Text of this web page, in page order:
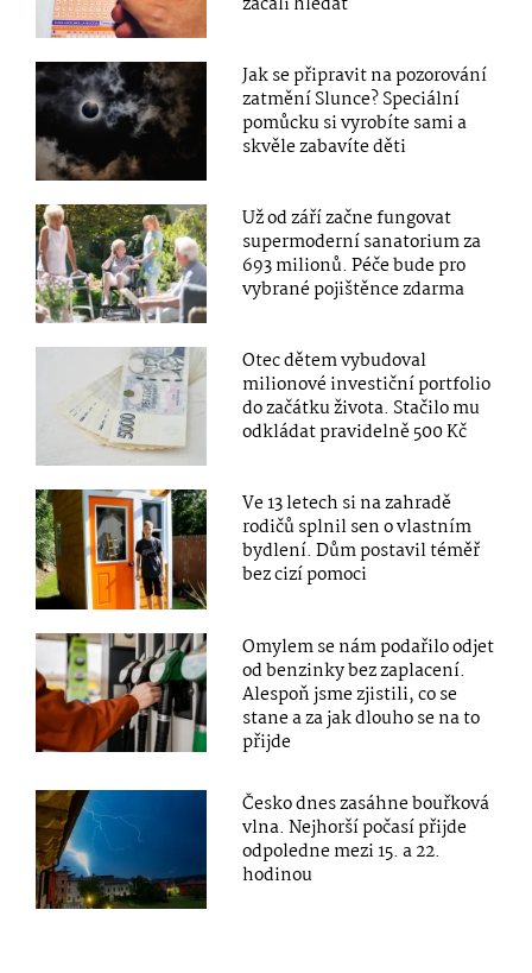
Jak se připravit na pozorování
zatmění Slunce? Speciální
pomůcku si vyrobíte sami a
skvěle zabavíte děti
Už od září začne fungovat
supermoderní sanatorium za
693 milionů. Péče bude pro
vybrané pojištěnce zdarma
Otec dětem vybudoval
milionové investiční portfolio
do začátku života. Stačilo mu
odkládat pravidelně 500 Kč
Ve 13 letech si na zahradě
rodičů splnil sen o vlastním
bydlení. Dům postavil téměř
bez cizí pomoci
Omylem se nám podařilo odjet
od benzinky bez zaplacení.
Alespoň jsme zjistili, co se
stane a za jak dlouho se na to
přijde
Česko dnes zasáhne bouřková
vlna. Nejhorší počasí přijde
odpoledne mezi 15. a 22.
hodinou